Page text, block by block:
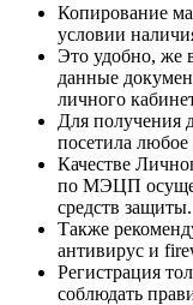
Копирование
условии
Это удобно, же
данные
личного
Для получения
посетила
Качестве
по МЭЦП
средств защиты.
Также
антивирус и
Регистрация
соблюдать